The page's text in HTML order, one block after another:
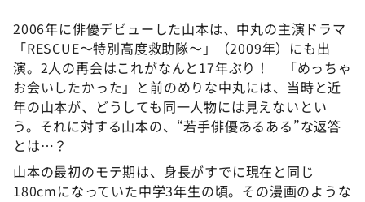
2006年に俳優デビューした山本は、中丸の主演ドラマ
「RESCUE〜特別高度救助隊〜」（2009年）にも出
演。2人の再会はこれがなんと17年ぶり！ 「めっちゃ
お会いしたかった」と前のめりな中丸には、当時と近
年の山本が、どうしても同一人物には見えないとい
う。それに対する山本の、“若手俳優あるある”な返答
とは…？
山本の最初のモテ期は、身長がすでに現在と同じ
180cmになっていた中学3年生の頃。その漫画のような